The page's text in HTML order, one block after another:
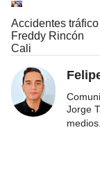
Accidentes tráfico
Freddy Rincón
Cali
Jorge
medios